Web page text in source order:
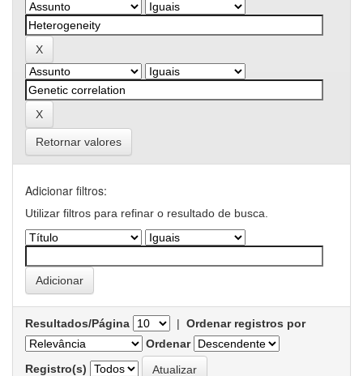
Retornar valores
Adicionar filtros:
Utilizar filtros para refinar o resultado de busca.
Resultados/Página | Ordenar registros por
Ordenar
Registro(s)